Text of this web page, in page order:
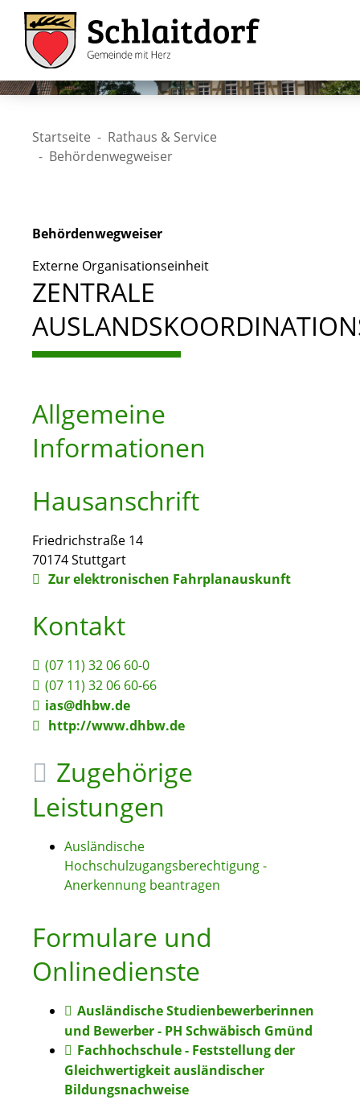
Startseite
Rathaus & Service
Behördenwegweiser
Behördenwegweiser
Externe Organisationseinheit
ZENTRALE
Allgemeine
Informationen
Hausanschrift
Friedrichstraße 14
70174Stuttgart
Zur elektronischen Fahrplanauskunft
Kontakt
(07 11) 32 06 60-0
(07 11) 32 06 60-66
ias@dhbw.de
http://www.dhbw.de
Zugehörige
Leistungen
Ausländische
Hochschulzugangsberechtigung -
Anerkennung beantragen
Formulare und
Onlinedienste
Ausländische Studienbewerberinnen
und Bewerber - PH Schwäbisch Gmünd
Fachhochschule - Feststellung der
Gleichwertigkeit ausländischer
Bildungsnachweise